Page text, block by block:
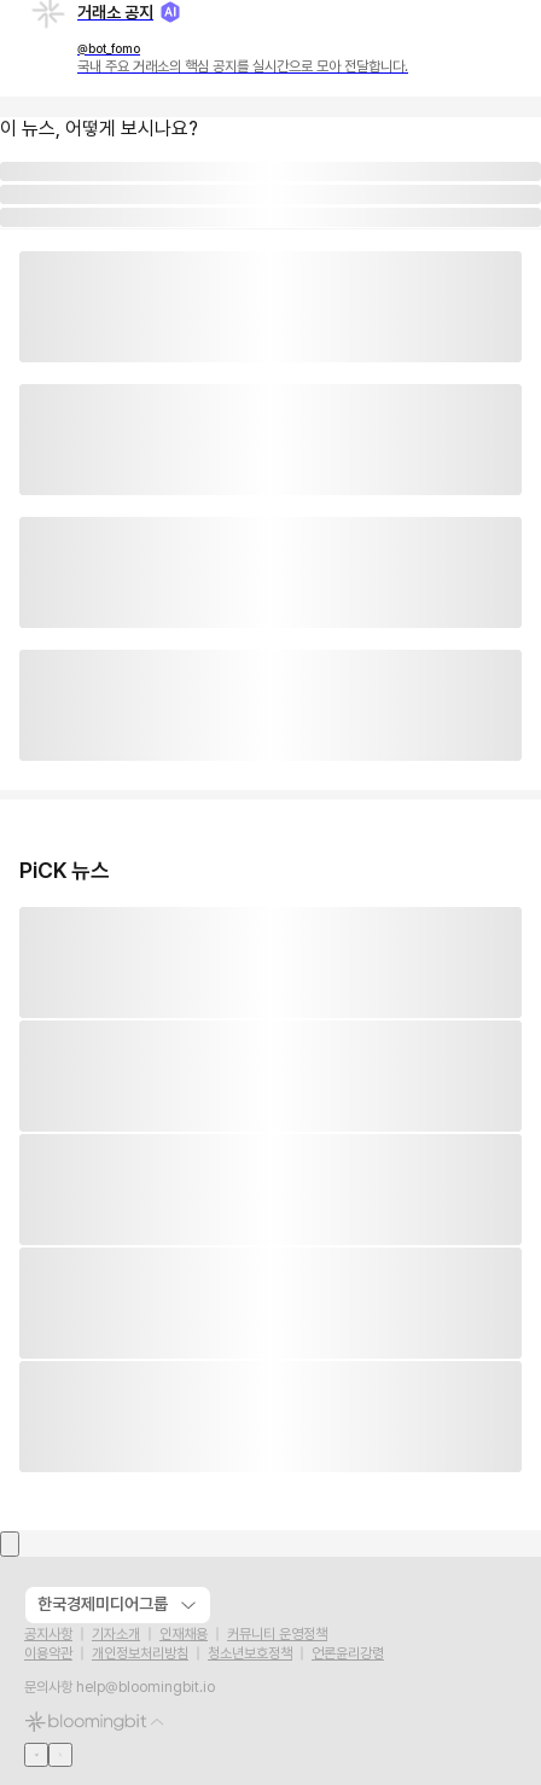
거래소 공지
@bot_fomo
국내 주요 거래소의 핵심 공지를 실시간으로 모아 전달합니다.
이 뉴스, 어떻게 보시나요?
PiCK 뉴스
한국경제미디어그룹
공지사항 기자소개 인재채용
커뮤니티 운영정책
이용약관
개인정보처리방침 청소년보호정책
언론윤리강령
문의사항 help@bloomingbit.io